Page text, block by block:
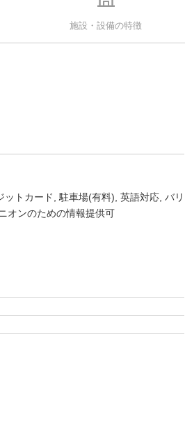
施設・設備の特徴
ットカード 駐車場(有料) 英語対応 バリ
オンのための情報提供可